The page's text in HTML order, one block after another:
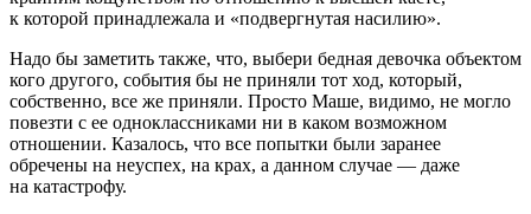
к которой принадлежала и «подвергнутая насилию».
Надо бы заметить также, что, выбери бедная девочка объектом
кого другого, события бы не приняли тот ход, который,
собственно, все же приняли. Просто Маше, видимо, не могло
повезти с ее одноклассниками ни в каком возможном
отношении. Казалось, что все попытки были заранее
обречены на неуспех, на крах, а данном случае — даже
на катастрофу.